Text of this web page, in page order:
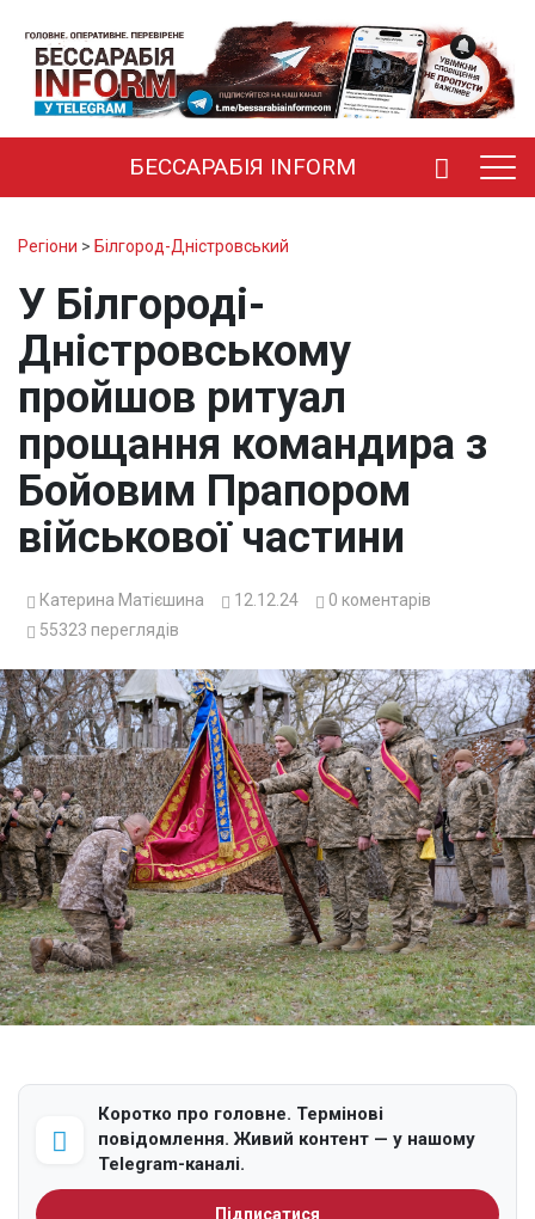
БЕССАРАБІЯ INFORM
Регіони > Білгород-Дністровський
У Білгороді-
Дністровському
пройшов ритуал
прощання командира з
Бойовим Прапором
військової частини
Катерина Матієшина 12.12.24 0 коментарів
55323 переглядів
Коротко про головне. Термінові
повідомлення. Живий контент — у нашому
Telegram-каналі.
Підписатися